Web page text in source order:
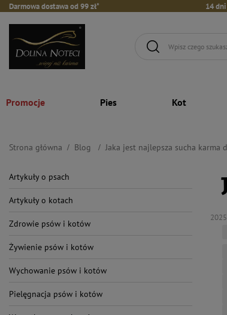
Darmowa dostawa od 99 zł* 14
Promocje Pies Kot
Strona główna Blog Jaka jest najlepsza sucha karma
Artykuły o psach
Artykuły o kotach
Zdrowie psów i kotów
Żywienie psów i kotów
Wychowanie psów i kotów
Pielęgnacja psów i kotów